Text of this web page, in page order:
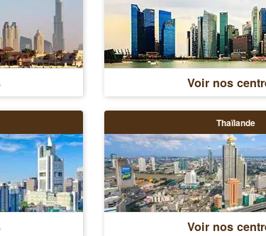
Voir nos
Thaïlande
Voir nos